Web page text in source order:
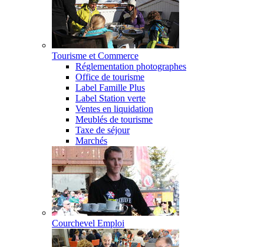
Tourisme et Commerce
Réglementation photographes
Office de tourisme
Label Famille Plus
Label Station verte
Ventes en liquidation
Meublés de tourisme
Taxe de séjour
Marchés
Courchevel Emploi